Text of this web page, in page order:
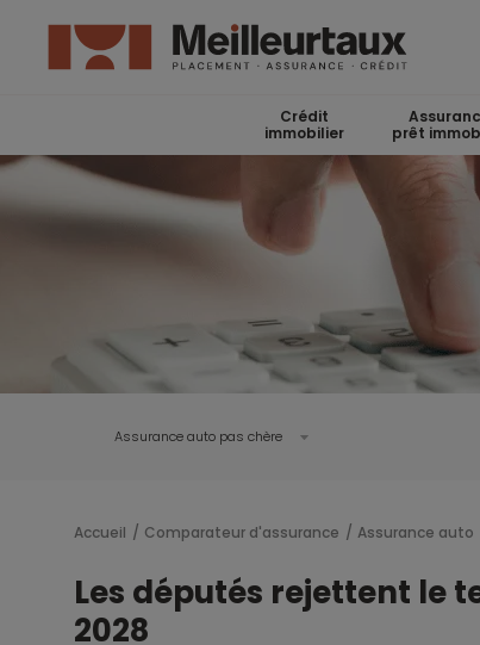
Crédit
immobilier
prêt
Assurance auto pas chère
Accueil Comparateur d'assurance Assurance auto
Les députés rejettent le
2028